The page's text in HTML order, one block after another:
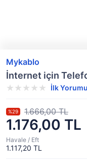
Mykablo
İnternet için
İlk
1.176,00 TL
%29 1.666,00 TL
Havale / Eft
1.117,20 TL